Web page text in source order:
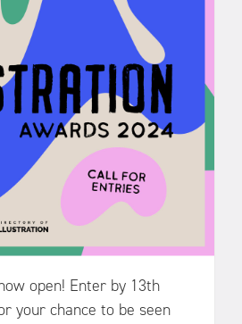
open! Enter by 13th
your chance to be seen